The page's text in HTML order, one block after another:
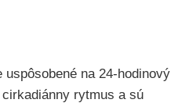
na 24-hodinový
rytmus a sú